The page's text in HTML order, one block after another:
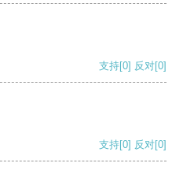
支持[0] 反对[0]
支持[0] 反对[0]